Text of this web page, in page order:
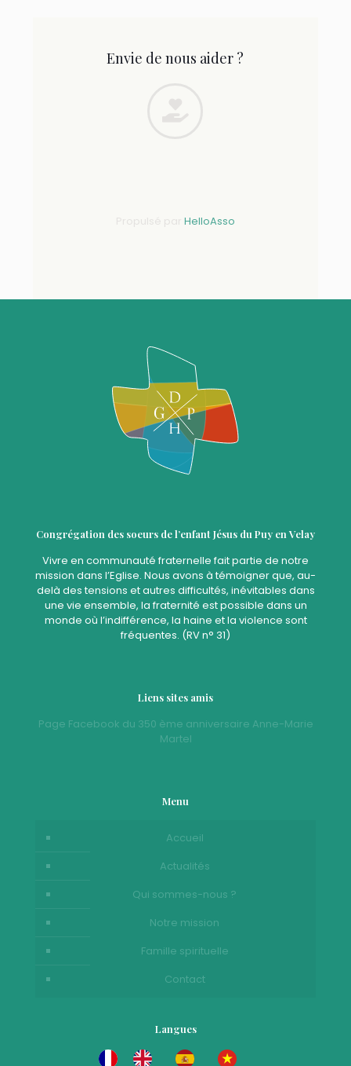
Envie de nous aider ?
HelloAsso
Congrégation des soeurs de l’enfant Jésus du Puy en Velay
Vivre en communauté fraternelle fait partie de notre
mission dans l’Eglise. Nous avons à témoigner que, au-
delà des tensions et autres difficultés, inévitables dans
une vie ensemble, la fraternité est possible dans un
monde où l’indifférence, la haine et la violence sont
fréquentes. (RV n° 31)
Liens sites amis
Page Facebook du 350 ème anniversaire Anne-Marie
Martel
Menu
Accueil
Actualités
Qui sommes-nous ?
Notre mission
Famille spirituelle
Contact
Langues